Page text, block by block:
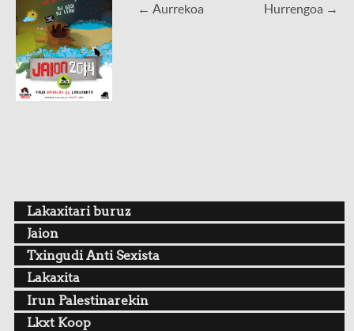
Hurrengoa →
← Aurrekoa
Lakaxitari buruz
Jaion
Txingudi Anti Sexista
Lakaxita
Irun Palestinarekin
Lkxt Koop